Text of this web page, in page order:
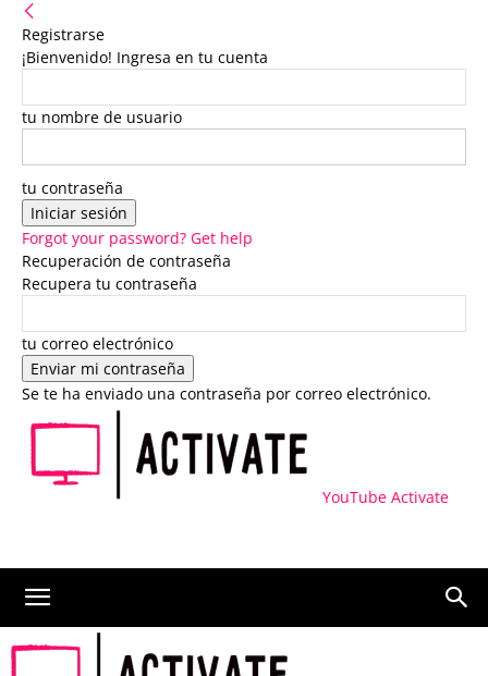
Registrarse
¡Bienvenido! Ingresa en tu cuenta
tu nombre de usuario
tu contraseña
Forgot your password? Get help
Recuperación de contraseña
Recupera tu contraseña
tu correo electrónico
Se te ha enviado una contraseña por correo electrónico.
YouTube Activate